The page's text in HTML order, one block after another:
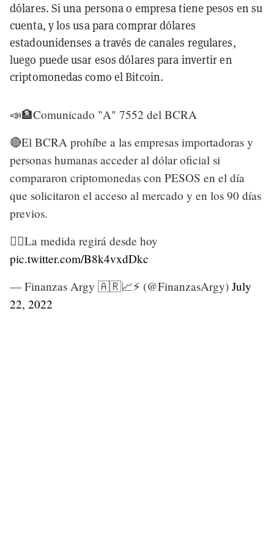
dólares. Si una persona o empresa tiene pesos en su
cuenta, y los usa para comprar dólares
estadounidenses a través de canales regulares,
luego puede usar esos dólares para invertir en
criptomonedas como el Bitcoin.
📣🏦Comunicado "A" 7552 del BCRA
🔴El BCRA prohíbe a las empresas importadoras y
personas humanas acceder al dólar oficial si
compararon criptomonedas con PESOS en el día
que solicitaron el acceso al mercado y en los 90 días
previos.
👉🏻La medida regirá desde hoy
pic.twitter.com/B8k4vxdDkc
— Finanzas Argy 🇦🇷📈⚡ (@FinanzasArgy) July
22, 2022